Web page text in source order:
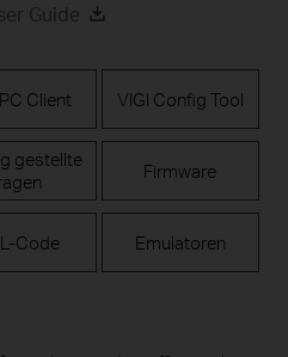
Guide
Client VIGI Config Tool
gestellte
Firmware
Code Emulatoren